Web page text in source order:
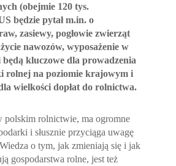
(obejmie 120 tys.
będzie pytał m.in. o
zasiewy, pogłowie zwierząt
nawozów, wyposażenie w
kluczowe dla prowadzenia
rolnej na poziomie krajowym i
wielkości dopłat do rolnictwa.
polskim rolnictwie, ma ogromne
i słusznie przyciąga uwagę
o tym, jak zmieniają się i jak
gospodarstwa rolne, jest też